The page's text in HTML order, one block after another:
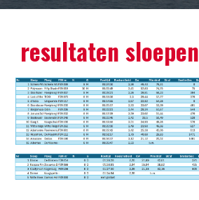
resultaten sloepen